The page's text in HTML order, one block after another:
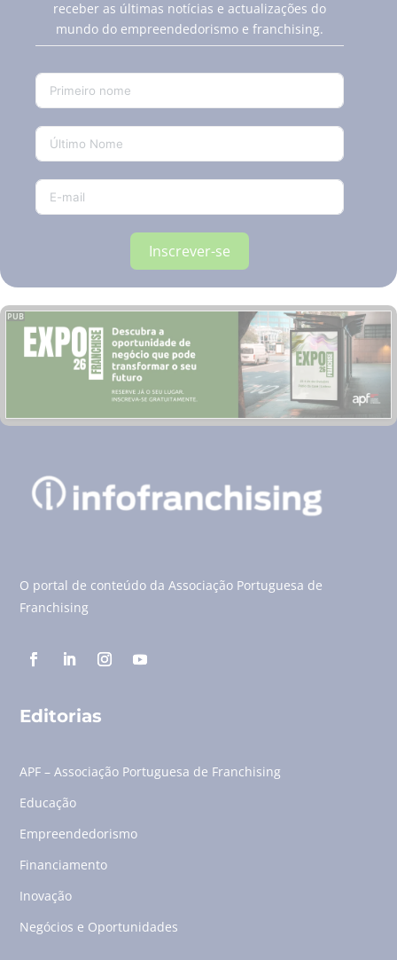
receber as últimas notícias e actualizações do
mundo do empreendedorismo e franchising.
Inscrever-se
PUB
O portal de conteúdo da Associação Portuguesa de
Franchising
Editorias
APF – Associação Portuguesa de Franchising
Educação
Empreendedorismo
Financiamento
Inovação
Negócios e Oportunidades